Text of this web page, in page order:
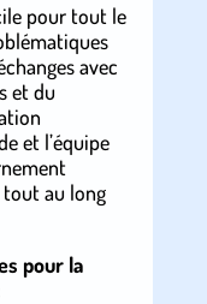
pour tout le
avec
et du
et l’équipe
au long
pour la